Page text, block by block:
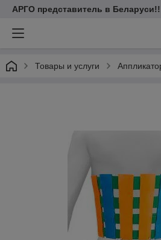
АРГО представитель в
Товары и услуги